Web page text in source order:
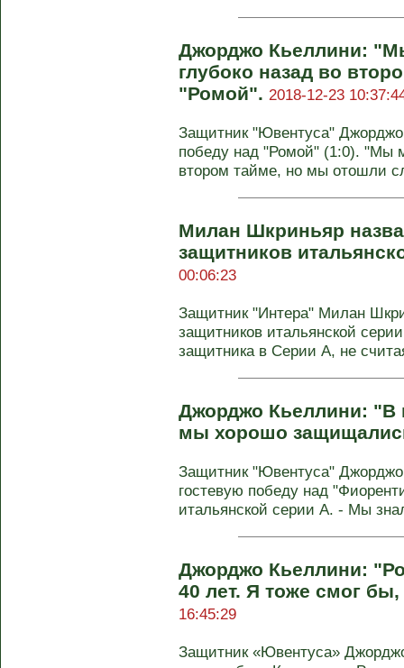
Джорджо Кьеллини:
глубоко назад во
"Ромой". 2018-12-23
Защитник "Ювентуса"
победу над "Ромой" (1:0). "Мы
втором тайме, но мы отошли
Милан Шкриньяр
защитников
00:06:23
Защитник "Интера" Милан
защитников итальянской
защитника в Серии А, не
Джорджо Кьеллини: "В
мы хорошо
Защитник "Ювентуса"
гостевую победу над
итальянской серии А. - Мы
Джорджо Кьеллини:
40 лет. Я тоже смог
16:45:29
Защитник «Ювентуса»